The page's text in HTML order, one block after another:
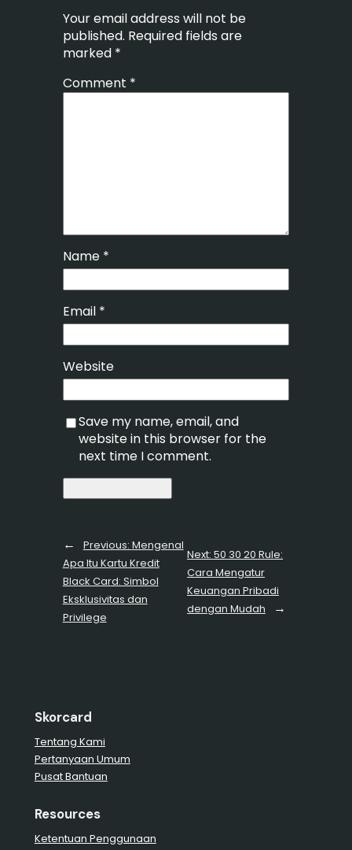
Your email address will not be
published. Required fields are
marked *
Comment *
Name *
Email *
Website
Save my name, email, and
website in this browser for the
next time I comment.
← Previous: Mengenal
Apa Itu Kartu Kredit
Black Card: Simbol
Eksklusivitas dan
Privilege
Next:50 30 20 Rule:
Cara Mengatur
Keuangan Pribadi
dengan Mudah
→
Skorcard
Tentang Kami
Pertanyaan Umum
Pusat Bantuan
Resources
Ketentuan Penggunaan